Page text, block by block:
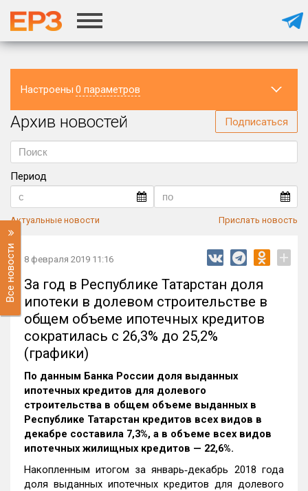
Настроены 0 параметров
Регион
Архив новостей Подписаться
Период
Актуальные новости Прислать новость
Все новости 8 февраля 2019 11:16 +
За год в Республике Татарстан доля
ипотеки в долевом строительстве в
общем объеме ипотечных кредитов
сократилась с 26,3% до 25,2%
(графики)
По данным Банка России доля выданных
ипотечных кредитов для долевого
строительства в общем объеме выданных в
Республике Татарстан кредитов всех видов в
декабре составила 7,3%, а в объеме всех видов
ипотечных жилищных кредитов — 22,6%.
Накопленным итогом за январь‑декабрь 2018 года
доля выданных ипотечных кредитов для долевого